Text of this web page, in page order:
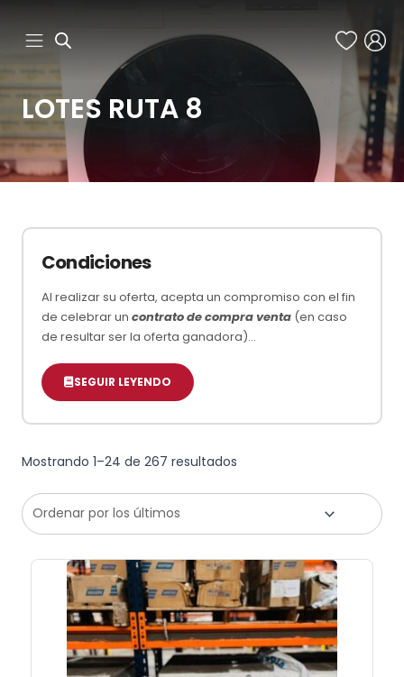
contenido
LOTES RUTA 8
Condiciones
Al realizar su oferta, acepta un compromiso con el fin
de celebrar un contrato de compra venta (en caso
de resultar ser la oferta ganadora)…
SEGUIR LEYENDO
Mostrando 1–24 de 267 resultados